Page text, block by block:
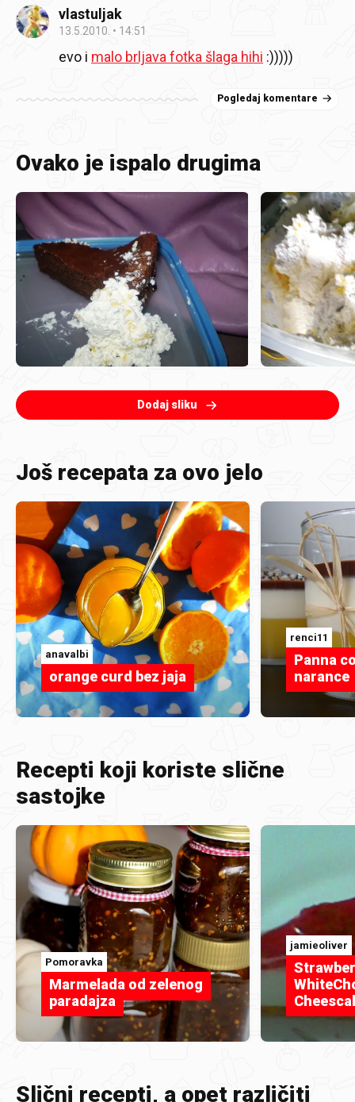
vlastuljak
13.5.2010. 14:51
evo i malo brljava fotka šlaga hihi :)))))
Pogledaj komentare
Ovako je ispalo drugima
Dodaj sliku
Još recepata za ovo jelo
anavalbi
orange curd bez jaja
renci11
Panna
narance
Recepti koji koriste slične
sastojke
Pomoravka
Marmelada od zelenog
paradajza
jamieoliver
Slični recepti, a opet različiti